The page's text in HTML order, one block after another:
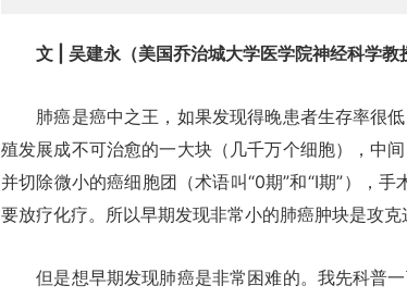
文 | 吴建永（美国乔治城大学医学院神经科学教
肺癌是癌中之王，如果发现得晚患者生存率很低
殖发展成不可治愈的一大块（几千万个细胞），中
并切除微小的癌细胞团（术语叫“0期”和“Ⅰ期”），
要放疗化疗。所以早期发现非常小的肺癌肿块是攻克
但是想早期发现肺癌是非常困难的。我先科普一